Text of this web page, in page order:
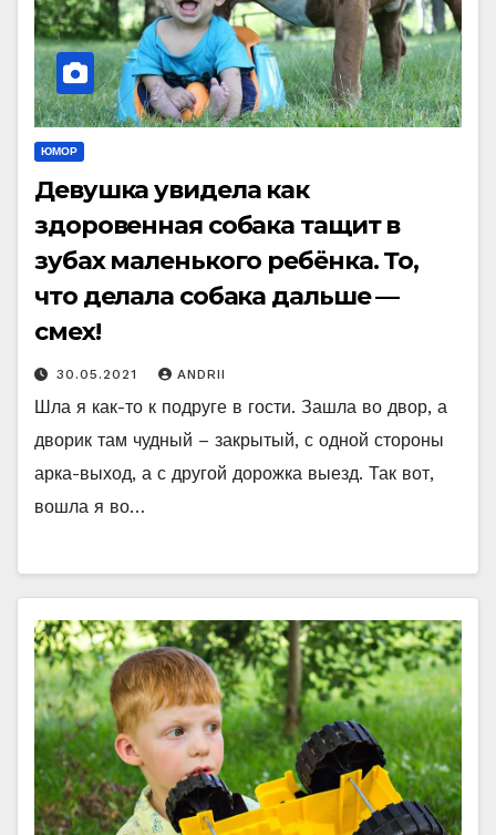
ЮМОР
Девушка увидела как
здоровенная собака тащит в
зубах маленького ребёнка. То,
что делала собака дальше —
смех!
30.05.2021 ANDRII
Шла я как-то к подруге в гости. Зашла во двор, а
дворик там чудный – закрытый, с одной стороны
арка-выход, а с другой дорожка выезд. Так вот,
вошла я во…